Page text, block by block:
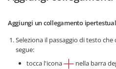
Aggiungi un collegamento
Seleziona il passaggio di testo
segue:
tocca l'icona
nella barra